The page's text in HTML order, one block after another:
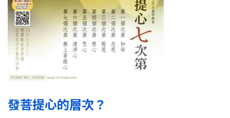
發菩提心的層次？